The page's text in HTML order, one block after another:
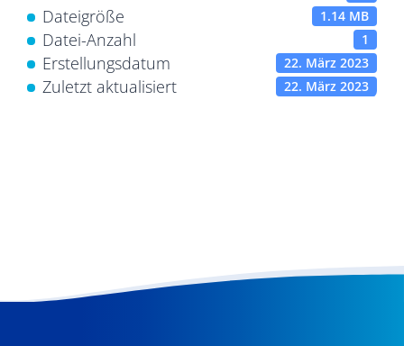
Dateigröße 1.14 MB
Datei-Anzahl 1
Erstellungsdatum 22. März 2023
Zuletzt aktualisiert 22. März 2023